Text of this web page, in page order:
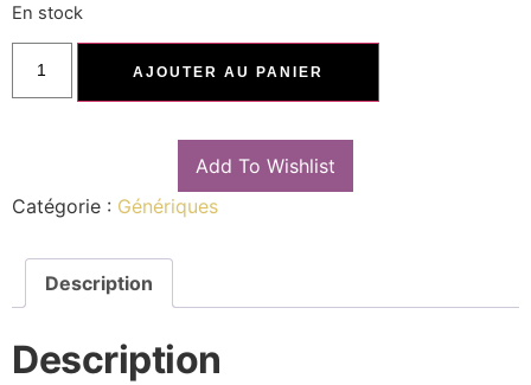
En stock
AJOUTER AU PANIER
Add To Wishlist
Catégorie : Génériques
Description
Description